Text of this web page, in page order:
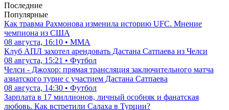
Последние
Популярные
Как травма Рахмонова изменила историю UFC. Мнение
чемпиона из США
08 августа, 16:10 • ММА
Клуб АПЛ захотел арендовать Дастана Сатпаева из Челси
08 августа, 15:21 • Футбол
Челси - Джохор: прямая трансляция заключительного матча
азиатского турне с участием Дастана Сатпаева
08 августа, 14:30 • Футбол
Зарплата в 17 миллионов, личный особняк и фанатская
любовь. Как встретили Салаха в Турции?